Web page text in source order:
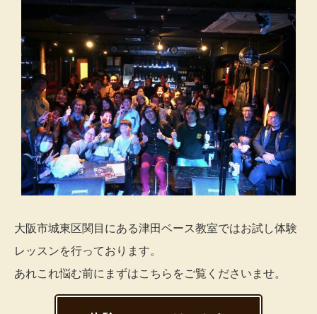
大阪市城東区関目にある津田ベース教室ではお試し体験
レッスンを行っております。
あれこれ悩む前にまずはこちらをご覧くださいませ。